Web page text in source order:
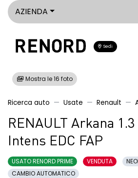
AZIENDA
Sedi
Mostra le 16 foto
Ricerca auto Usate Renault
RENAULT Arkana
Intens EDC FAP
USATO RENORD PRIME VENDUTA
CAMBIO AUTOMATICO